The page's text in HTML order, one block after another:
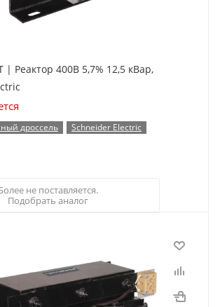
| Реактор 400В 5,7% 12,5 кВар,
дроссель
Schneider Electric
не поставляется.
Подобрать аналог